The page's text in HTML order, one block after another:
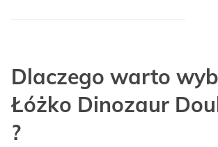
Dlaczego warto
Łóżko Dinozaur
?